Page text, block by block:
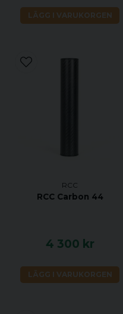
LÄGG I VARUKORGEN
RCC
RCC Carbon 44
4 300 kr
LÄGG I VARUKORGEN